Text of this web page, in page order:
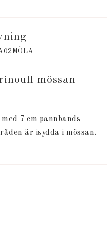
mössan
7 cm pannbands
är isydda i mössan.